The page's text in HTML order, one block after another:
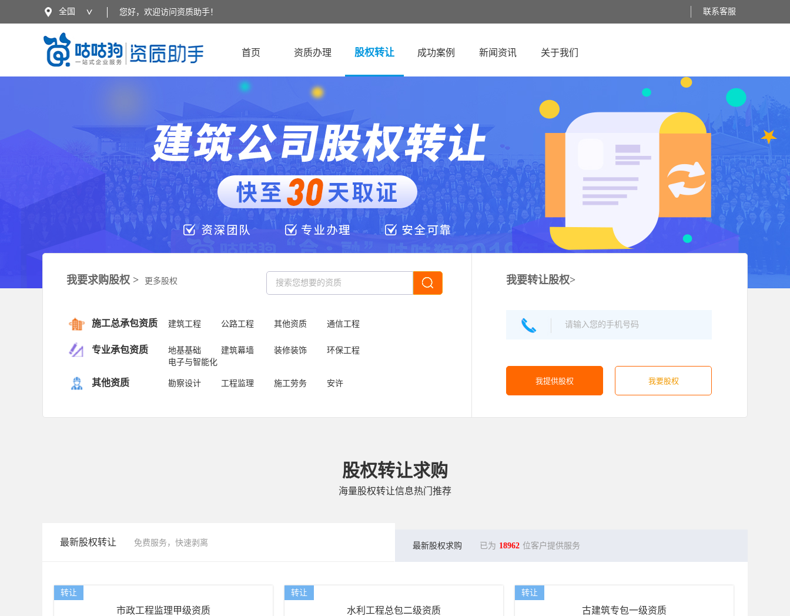
全国
全国
湖北
江苏 四川
陕西
您好，欢迎访问资质助手！ 联系客服
首页 资质办理 股权转让 成功案例 新闻资讯 关于我们
我要求购股权 > 更多股权
施工总承包资质 建筑工程 公路工程 其他资质 通信工程
专业承包资质 地基基础 建筑幕墙 装修装饰
环保工程
电子与智能化
其他资质 勘察设计 工程监理 施工劳务 安许
我要转让股权>
我提供股权 我要股权
股权转让求购
海量股权转让信息热门推荐
最新股权转让 免费服务，快速剥离 最新股权求购 已为 18962 位客户提供服务
转让
市政工程监理甲级资质
转让
水利工程总包二级资质
转让
古建筑专包一级资质